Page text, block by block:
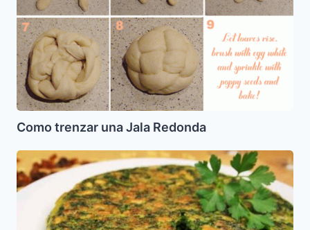
Como trenzar una Jala Redonda
Tortilla
de
Espinaca